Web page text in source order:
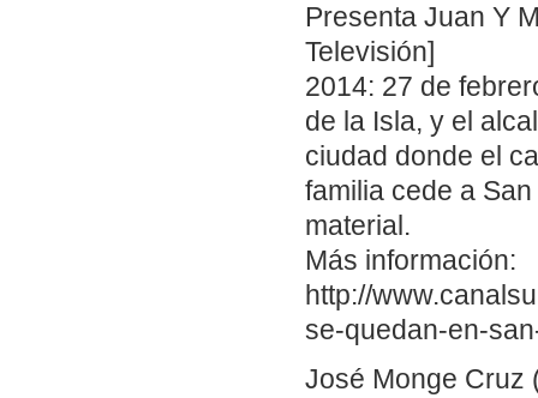
Presenta Juan Y
Televisión]
2014: 27 de
de la Isla, y el
ciudad donde el
familia cede a
material.
Más información:
http://
se-quedan-en-
José Monge Cruz